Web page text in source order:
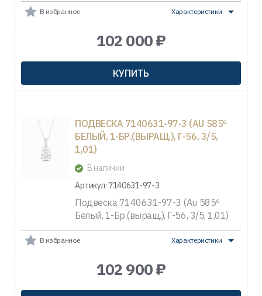
В избранное Характеристики
102 000 ₽
КУПИТЬ
ПОДВЕСКА 7140631-97-3 (AU 585º
БЕЛЫЙ, 1-БР.(ВЫРАЩ.), Г-56, 3/5,
1,01)
В наличии
Артикул: 7140631-97-3
Подвеска 7140631-97-3 (Au 585º
Белый, 1-Бр.(выращ.), Г-56, 3/5, 1,01)
В избранное Характеристики
102 900 ₽